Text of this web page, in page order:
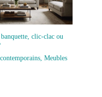
clic-clac ou
Meubles